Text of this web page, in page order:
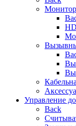
Управление
Back